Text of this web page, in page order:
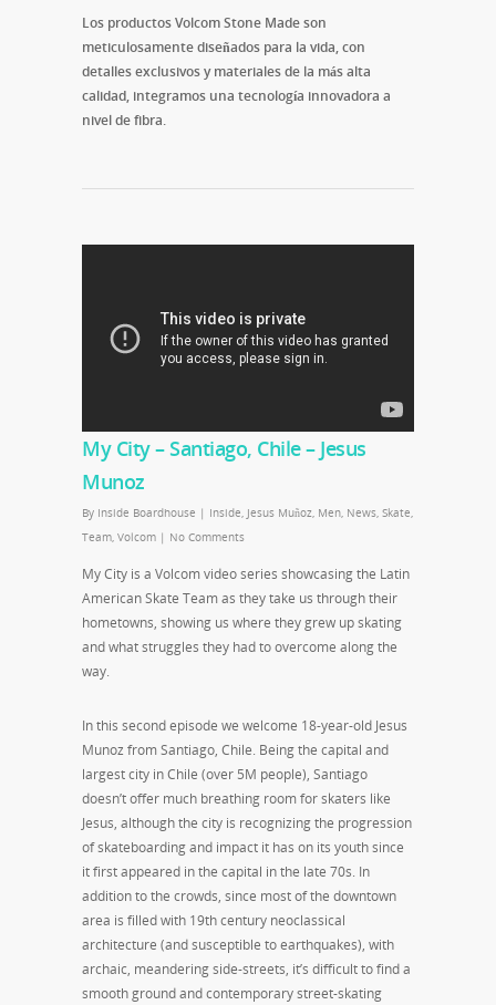
Los productos Volcom Stone Made son
meticulosamente diseñados para la vida, con
detalles exclusivos y materiales de la más alta
calidad, integramos una tecnología innovadora a
nivel de fibra.
My City – Santiago, Chile – Jesus
Munoz
By Inside Boardhouse | Inside, Jesus Muñoz, Men, News, Skate,
Team, Volcom | No Comments
My City is a Volcom video series showcasing the Latin
American Skate Team as they take us through their
hometowns, showing us where they grew up skating
and what struggles they had to overcome along the
way.
In this second episode we welcome 18-year-old Jesus
Munoz from Santiago, Chile. Being the capital and
largest city in Chile (over 5M people), Santiago
doesn’t offer much breathing room for skaters like
Jesus, although the city is recognizing the progression
of skateboarding and impact it has on its youth since
it first appeared in the capital in the late 70s. In
addition to the crowds, since most of the downtown
area is filled with 19th century neoclassical
architecture (and susceptible to earthquakes), with
archaic, meandering side-streets, it’s difficult to find a
smooth ground and contemporary street-skating